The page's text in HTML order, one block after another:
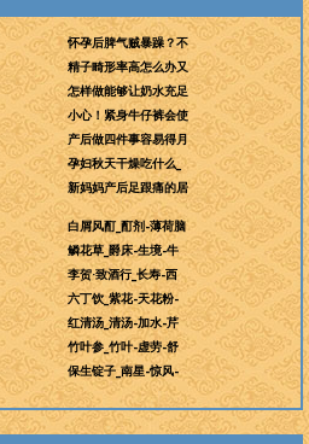
怀孕后脾气贼暴躁？不
精子畸形率高怎么办又
怎样做能够让奶水充足
小心！紧身牛仔裤会使
产后做四件事容易得月
孕妇秋天干燥吃什么_
新妈妈产后足跟痛的居
白屑风酊_酊剂-薄荷脑
鳞花草_爵床-生境-牛
李贺·致酒行_长寿-西
六丁饮_紫花-天花粉-
红清汤_清汤-加水-芹
竹叶参_竹叶-虚劳-舒
保生锭子_南星-惊风-